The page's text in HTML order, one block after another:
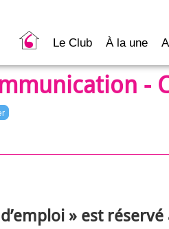
Le Club À la une
-
» est